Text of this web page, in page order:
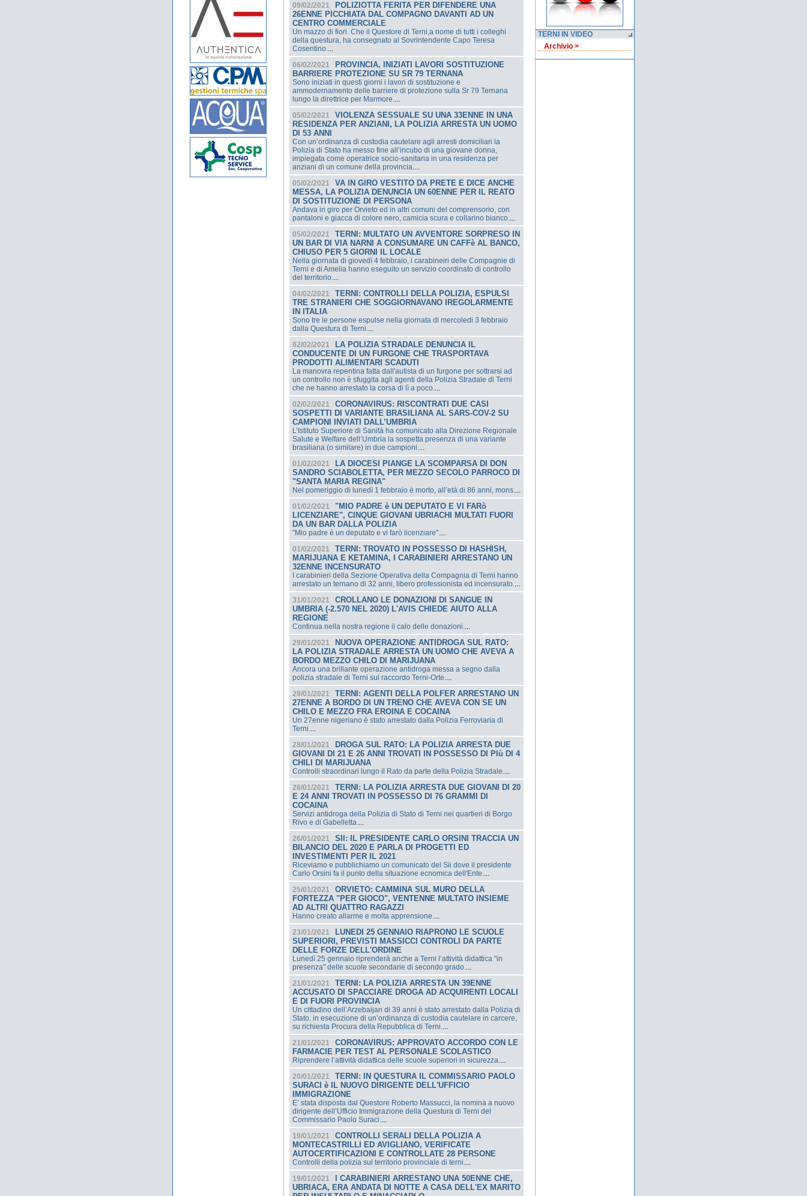
TERNI IN VIDEO
Archivio >
09/02/2021
POLIZIOTTA FERITA PER DIFENDERE UNA
26ENNE PICCHIATA DAL COMPAGNO DAVANTI AD UN
CENTRO COMMERCIALE
Un mazzo di fiori. Che il Questore di Terni,a nome di tutti i colleghi
della questura, ha consegnato al Sovrintendente Capo Teresa
Cosentino....
06/02/2021
PROVINCIA, INIZIATI LAVORI SOSTITUZIONE
BARRIERE PROTEZIONE SU SR 79 TERNANA
Sono iniziati in questi giorni i lavori di sostituzione e
ammodernamento delle barriere di protezione sulla Sr 79 Ternana
lungo la direttrice per Marmore....
05/02/2021
VIOLENZA SESSUALE SU UNA 33ENNE IN UNA
RESIDENZA PER ANZIANI, LA POLIZIA ARRESTA UN UOMO
DI 53 ANNI
Con un’ordinanza di custodia cautelare agli arresti domiciliari la
Polizia di Stato ha messo fine all’incubo di una giovane donna,
impiegata come operatrice socio-sanitaria in una residenza per
anziani di un comune della provincia....
05/02/2021
VA IN GIRO VESTITO DA PRETE E DICE ANCHE
MESSA, LA POLIZIA DENUNCIA UN 60ENNE PER IL REATO
DI SOSTITUZIONE DI PERSONA
Andava in giro per Orvieto ed in altri comuni del comprensorio, con
pantaloni e giacca di colore nero, camicia scura e collarino bianco....
05/02/2021
TERNI: MULTATO UN AVVENTORE SORPRESO IN
UN BAR DI VIA NARNI A CONSUMARE UN CAFFè AL BANCO,
CHIUSO PER 5 GIORNI IL LOCALE
Nella giornata di giovedì 4 febbraio, i carabineiri delle Compagnie di
Terni e di Amelia hanno eseguito un servizio coordinato di controllo
del territorio....
04/02/2021
TERNI: CONTROLLI DELLA POLIZIA, ESPULSI
TRE STRANIERI CHE SOGGIORNAVANO IREGOLARMENTE
IN ITALIA
Sono tre le persone espulse nella giornata di mercoledi 3 febbraio
dalla Questura di Terni....
02/02/2021
LA POLIZIA STRADALE DENUNCIA IL
CONDUCENTE DI UN FURGONE CHE TRASPORTAVA
PRODOTTI ALIMENTARI SCADUTI
La manovra repentina fatta dall'autista di un furgone per sottrarsi ad
un controllo non è sfuggita agli agenti della Polizia Stradale di Terni
che ne hanno arrestato la corsa di lì a poco....
02/02/2021
CORONAVIRUS: RISCONTRATI DUE CASI
SOSPETTI DI VARIANTE BRASILIANA AL SARS-COV-2 SU
CAMPIONI INVIATI DALL’UMBRIA
L’Istituto Superiore di Sanità ha comunicato alla Direzione Regionale
Salute e Welfare dell’Umbria la sospetta presenza di una variante
brasiliana (o similare) in due campioni....
01/02/2021
LA DIOCESI PIANGE LA SCOMPARSA DI DON
SANDRO SCIABOLETTA, PER MEZZO SECOLO PARROCO DI
"SANTA MARIA REGINA"
Nel pomeriggio di lunedì 1 febbraio è morto, all’età di 86 anni, mons....
01/02/2021
"MIO PADRE è UN DEPUTATO E VI FARò
LICENZIARE", CINQUE GIOVANI UBRIACHI MULTATI FUORI
DA UN BAR DALLA POLIZIA
"Mio padre è un deputato e vi farò licenziare"....
01/02/2021
TERNI: TROVATO IN POSSESSO DI HASHISH,
MARIJUANA E KETAMINA, I CARABINIERI ARRESTANO UN
32ENNE INCENSURATO
I carabinieri della Sezione Operativa della Compagnia di Terni hanno
arrestato un ternano di 32 anni, libero professionista ed incensurato....
31/01/2021
CROLLANO LE DONAZIONI DI SANGUE IN
UMBRIA (-2.570 NEL 2020) L'AVIS CHIEDE AIUTO ALLA
REGIONE
Continua nella nostra regione il calo delle donazioni....
29/01/2021
NUOVA OPERAZIONE ANTIDROGA SUL RATO:
LA POLIZIA STRADALE ARRESTA UN UOMO CHE AVEVA A
BORDO MEZZO CHILO DI MARIJUANA
Ancora una brillante operazione antidroga messa a segno dalla
polizia stradale di Terni sul raccordo Terni-Orte....
29/01/2021
TERNI: AGENTI DELLA POLFER ARRESTANO UN
27ENNE A BORDO DI UN TRENO CHE AVEVA CON SE UN
CHILO E MEZZO FRA EROINA E COCAINA
Un 27enne nigeriano è stato arrestato dalla Polizia Ferroviaria di
Terni....
28/01/2021
DROGA SUL RATO: LA POLIZIA ARRESTA DUE
GIOVANI DI 21 E 26 ANNI TROVATI IN POSSESSO DI PIù DI 4
CHILI DI MARIJUANA
Controlli straordinari lungo il Rato da parte della Polizia Stradale....
26/01/2021
TERNI: LA POLIZIA ARRESTA DUE GIOVANI DI 20
E 24 ANNI TROVATI IN POSSESSO DI 76 GRAMMI DI
COCAINA
Servizi antidroga della Polizia di Stato di Terni nei quartieri di Borgo
Rivo e di Gabelletta....
26/01/2021
SII: IL PRESIDENTE CARLO ORSINI TRACCIA UN
BILANCIO DEL 2020 E PARLA DI PROGETTI ED
INVESTIMENTI PER IL 2021
Riceviamo e pubblichiamo un comunicato del Sii dove il presidente
Carlo Orsini fa il punto della situazione ecnomica dell'Ente....
25/01/2021
ORVIETO: CAMMINA SUL MURO DELLA
FORTEZZA "PER GIOCO", VENTENNE MULTATO INSIEME
AD ALTRI QUATTRO RAGAZZI
Hanno creato allarme e molta apprensione....
23/01/2021
LUNEDI 25 GENNAIO RIAPRONO LE SCUOLE
SUPERIORI, PREVISTI MASSICCI CONTROLI DA PARTE
DELLE FORZE DELL'ORDINE
Lunedì 25 gennaio riprenderà anche a Terni l’attività didattica "in
presenza" delle scuole secondarie di secondo grado....
21/01/2021
TERNI: LA POLIZIA ARRESTA UN 39ENNE
ACCUSATO DI SPACCIARE DROGA AD ACQUIRENTI LOCALI
E DI FUORI PROVINCIA
Un cittadino dell’Arzebaijan di 39 anni è stato arrestato dalla Polizia di
Stato, in esecuzione di un’ordinanza di custodia cautelare in carcere,
su richiesta Procura della Repubblica di Terni....
21/01/2021
CORONAVIRUS: APPROVATO ACCORDO CON LE
FARMACIE PER TEST AL PERSONALE SCOLASTICO
Riprendere l’attività didattica delle scuole superiori in sicurezza....
20/01/2021
TERNI: IN QUESTURA IL COMMISSARIO PAOLO
SURACI è IL NUOVO DIRIGENTE DELL'UFFICIO
IMMIGRAZIONE
E’ stata disposta dal Questore Roberto Massucci, la nomina a nuovo
dirigente dell’Ufficio Immigrazione della Questura di Terni del
Commissario Paolo Suraci....
19/01/2021
CONTROLLI SERALI DELLA POLIZIA A
MONTECASTRILLI ED AVIGLIANO, VERIFICATE
AUTOCERTIFICAZIONI E CONTROLLATE 28 PERSONE
Controlli della polizia sul territorio provinciale di terni....
19/01/2021
I CARABINIERI ARRESTANO UNA 50ENNE CHE,
UBRIACA, ERA ANDATA DI NOTTE A CASA DELL'EX MARITO